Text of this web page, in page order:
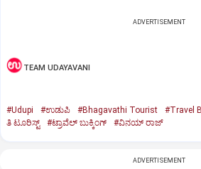
ADVERTISEMENT
TEAM UDAYAVANI
#Udupi #ಉಡುಪಿ #Bhagavathi Tourist #Travel
ತಿ ಟೂರಿಸ್ಟ್
#ಟ್ರಾವೆಲ್ ಬುಕ್ಕಿಂಗ್ #ವಿನಯ್ ರಾಜ್
ADVERTISEMENT